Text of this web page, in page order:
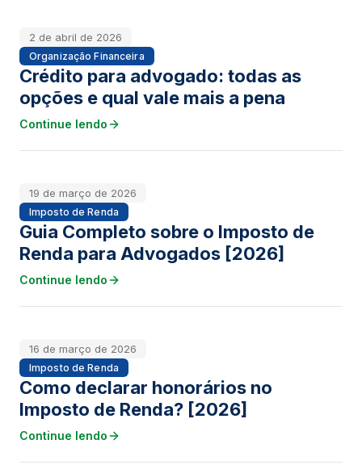
2 de abril de 2026
Organização Financeira
Crédito para advogado: todas as
opções e qual vale mais a pena
Continue lendo
19 de março de 2026
Imposto de Renda
Guia Completo sobre o Imposto de
Renda para Advogados [2026]
Continue lendo
16 de março de 2026
Imposto de Renda
Como declarar honorários no
Imposto de Renda? [2026]
Continue lendo